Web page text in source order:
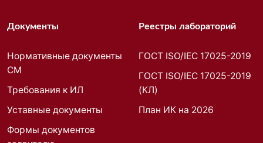
Документы
Нормативные документы
СМ
Требования к ИЛ
Уставные документы
Формы документов
Реестры лабораторий
ГОСТ ISO/IEC 17025-2019
ГОСТ ISO/IEC 17025-2019
(КЛ)
План ИК на 2026